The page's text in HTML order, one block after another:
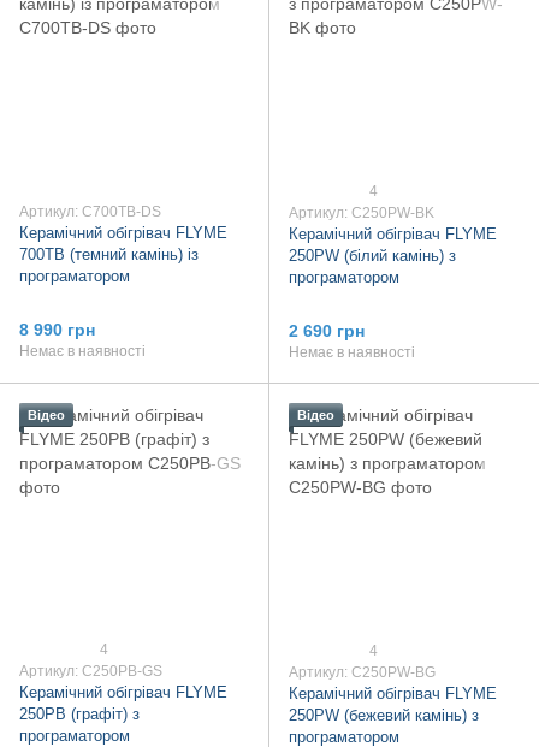
Артикул: C700TB-DS
Керамічний обігрівач FLYME
700TB (темний камінь) із
програматором
8 990 грн
Немає в наявності
4
Артикул: C250PW-BK
Керамічний обігрівач FLYME
250PW (білий камінь) з
програматором
2 690 грн
Немає в наявності
Відео
4
Артикул: C250PB-GS
Керамічний обігрівач FLYME
250PB (графіт) з
програматором
Відео
4
Артикул: C250PW-BG
Керамічний обігрівач FLYME
250PW (бежевий камінь) з
програматором